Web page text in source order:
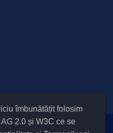
îmbunătățit folosim
2.0 și W3C ce se